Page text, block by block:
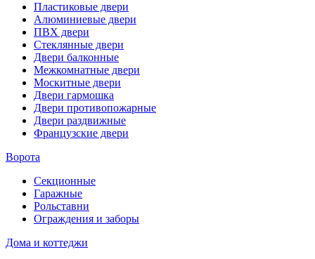
Пластиковые двери
Алюминиевые двери
ПВХ двери
Стеклянные двери
Двери балконные
Межкомнатные двери
Москитные двери
Двери гармошка
Двери противопожарные
Двери раздвижные
Французские двери
Ворота
Секционные
Гаражные
Рольставни
Ограждения и заборы
Дома и коттеджи